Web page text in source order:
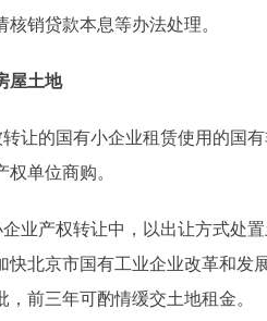
核销贷款本息等办法处理。
屋土地
的国有小企业租赁使用的国有
权单位商购。
产权转让中，以出让方式处置
快北京市国有工业企业改革和发
，前三年可酌情缓交土地租金。